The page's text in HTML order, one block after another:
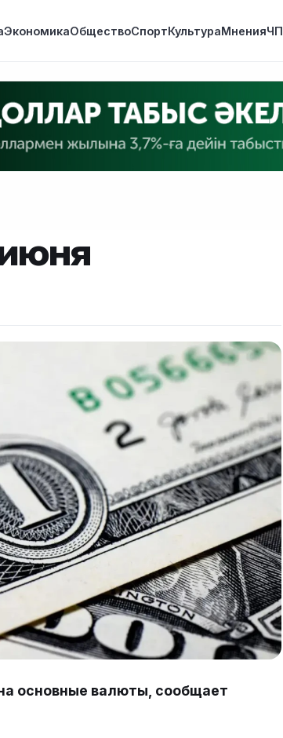
ЭкономикаОбществоСпортКультураМненияЧП
основные валюты, сообщает